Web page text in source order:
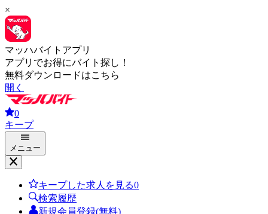
×
マッハバイトアプリ
アプリでお得にバイト探し！
無料ダウンロードはこちら
開く
0
キープ
メニュー
キープした求人を見る0
検索履歴
新規会員登録(無料)